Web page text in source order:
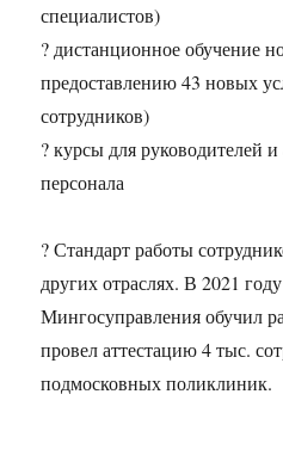
специалистов)
? дистанционное обучение
предоставлению 43 новых
сотрудников)
? курсы для руководителей
персонала
? Стандарт работы
других отраслях. В 2021
Мингосуправления обучил
провел аттестацию 4 тыс.
подмосковных поликлиник.